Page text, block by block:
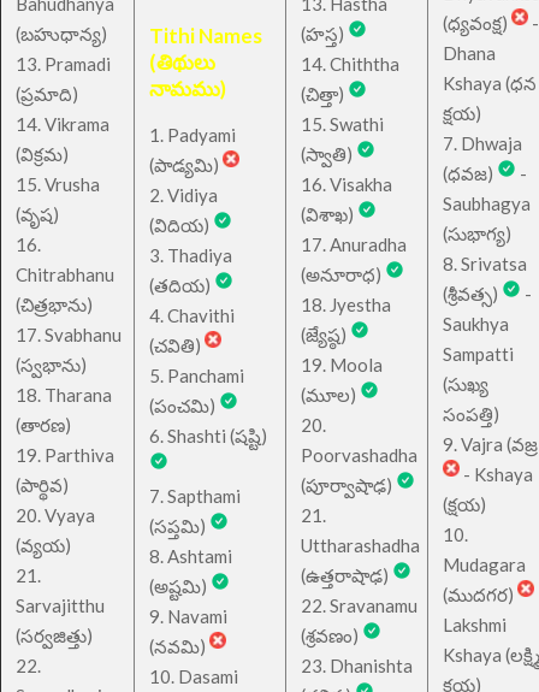
(బహుధాన్య)
13. Pramadi
(ప్రమాది)
14. Vikrama
(విక్రమ)
15. Vrusha
(వృష)
16.
Chitrabhanu
(చిత్రభాను)
17. Svabhanu
(స్వభాను)
18. Tharana
(తారణ)
19. Parthiva
(పార్థివ)
20. Vyaya
(వ్యయ)
21.
Sarvajitthu
(సర్వజిత్తు)
22.
Tithi Names
(తిథులు
నామము)
1. Padyami
(పాడ్యమి)
2. Vidiya
(విదియ)
3. Thadiya
(తదియ)
4. Chavithi
(చవితి)
5. Panchami
(పంచమి)
6. Shashti (షష్టి)
7. Sapthami
(సప్తమి)
8. Ashtami
(అష్టమి)
9. Navami
(నవమి)
10. Dasami
(హస్త)
14. Chiththa
(చిత్తా)
15. Swathi
(స్వాతి)
16. Visakha
(విశాఖ)
17. Anuradha
(అనూరాధ)
18. Jyestha
(జ్యేష్ఠ)
19. Moola
(మూల)
20.
Poorvashadha
(పూర్వాషాఢ)
21.
Uttharashadha
(ఉత్తరాషాఢ)
22. Sravanamu
(శ్రవణం)
23. Dhanishta
(ధ్యవంక్ష)
-
Dhana
Kshaya (ధన
క్షయ)
7. Dhwaja
(ధవజ)
-
Saubhagya
(సుభాగ్య)
8. Srivatsa
(శ్రీవత్స)
-
Saukhya
Sampatti
(సుఖ్య
సంపత్తి)
9. Vajra
- Kshaya
(క్షయ)
10.
Mudagara
(ముదగర)
Lakshmi
Kshaya (లక్ష్మి
క్షయ)